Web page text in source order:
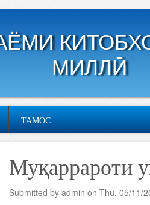
МИЛЛӢ
ТАМОС
Муқаррароти
Submitted by admin on Thu, 05/11/